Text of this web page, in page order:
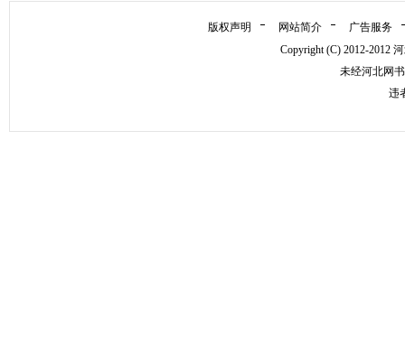
版权声明 网站简介
广告服务
Copyright (C) 2012-2012
未经河北网
违